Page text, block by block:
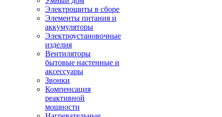
Электрощиты в сборе
Элементы питания и
аккумуляторы
Электроустановочные
изделия
Вентиляторы
бытовые настенные и
аксессуары
Звонки
Компенсация
реактивной
мощности